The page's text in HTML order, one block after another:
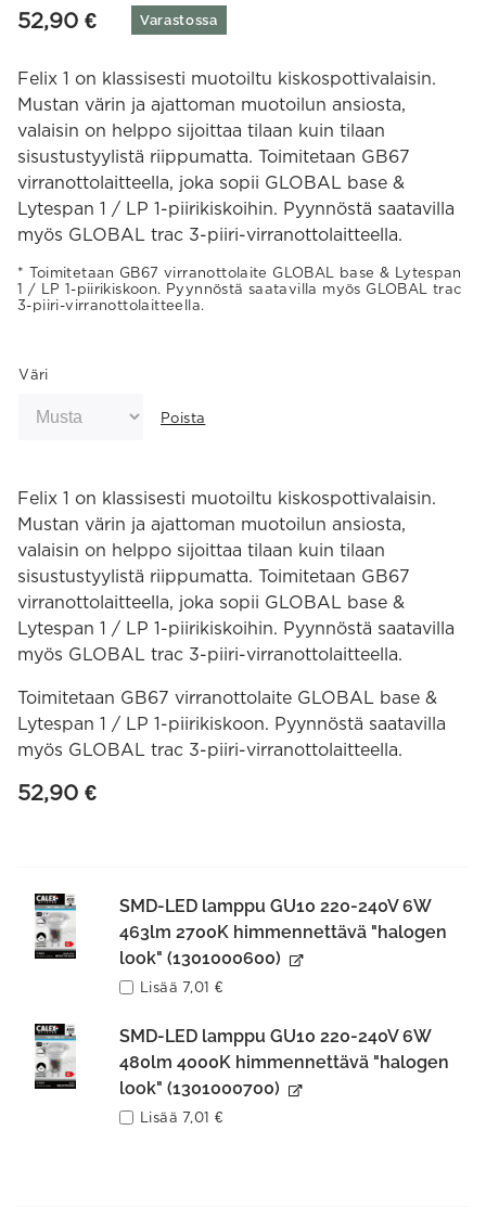
52,90 € Varastossa
Felix 1 on klassisesti muotoiltu kiskospottivalaisin.
Mustan värin ja ajattoman muotoilun ansiosta,
valaisin on helppo sijoittaa tilaan kuin tilaan
sisustustyylistä riippumatta. Toimitetaan GB67
virranottolaitteella, joka sopii GLOBAL base &
Lytespan 1 / LP 1-piirikiskoihin. Pyynnöstä saatavilla
myös GLOBAL trac 3-piiri-virranottolaitteella.
Toimitetaan GB67 virranottolaite GLOBAL base & Lytespan
1 / LP 1-piirikiskoon. Pyynnöstä saatavilla myös GLOBAL trac
3-piiri-virranottolaitteella.
Väri
Poista
Felix 1 on klassisesti muotoiltu kiskospottivalaisin.
Mustan värin ja ajattoman muotoilun ansiosta,
valaisin on helppo sijoittaa tilaan kuin tilaan
sisustustyylistä riippumatta. Toimitetaan GB67
virranottolaitteella, joka sopii GLOBAL base &
Lytespan 1 / LP 1-piirikiskoihin. Pyynnöstä saatavilla
myös GLOBAL trac 3-piiri-virranottolaitteella.
Toimitetaan GB67 virranottolaite GLOBAL base &
Lytespan 1 / LP 1-piirikiskoon. Pyynnöstä saatavilla
myös GLOBAL trac 3-piiri-virranottolaitteella.
52,90 €
SMD-LED lamppu GU10 220-240V 6W
463lm 2700K himmennettävä "halogen
look" (1301000600)
Lisää 7,01 €
SMD-LED lamppu GU10 220-240V 6W
480lm 4000K himmennettävä "halogen
look" (1301000700)
Lisää 7,01 €